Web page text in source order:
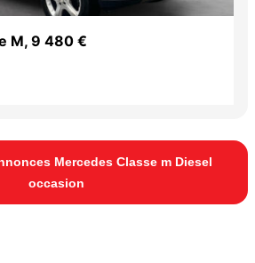
M, 9 480 €
Mercedes Classe m Diesel
occasion